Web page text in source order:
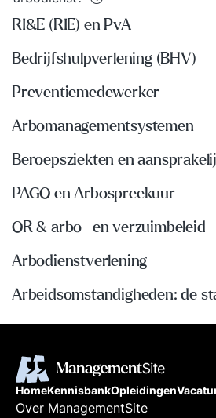
RI&E (RIE) en PvA
Bedrijfshulpverlening (BHV)
Preventiemedewerker
Arbomanagementsystemen
Beroepsziekten en
PAGO en Arbospreekuur
OR & arbo- en verzuimbeleid
Arbodienstverlening
Arbeidsomstandigheden: de
HomeKennisbankOpleidingen
Over ManagementSite